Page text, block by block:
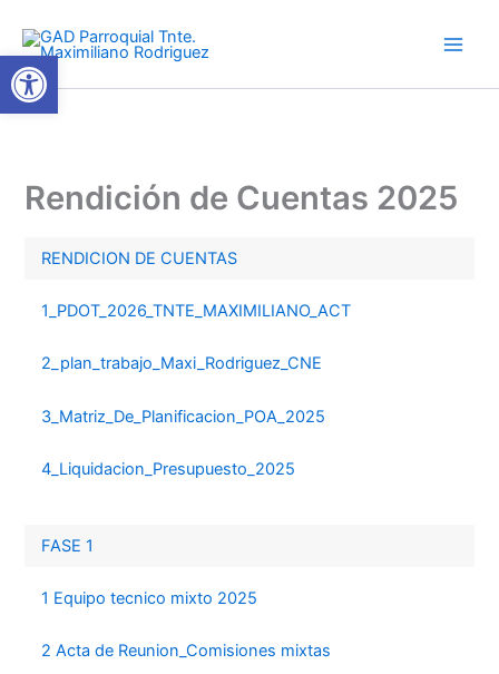
contenido
Rendición de Cuentas 2025
RENDICION DE CUENTAS
1_PDOT_2026_TNTE_MAXIMILIANO_ACT
2_plan_trabajo_Maxi_Rodriguez_CNE
3_Matriz_De_Planificacion_POA_2025
4_Liquidacion_Presupuesto_2025
FASE 1
1 Equipo tecnico mixto 2025
2 Acta de Reunion_Comisiones mixtas
Abrir barra de herramientas